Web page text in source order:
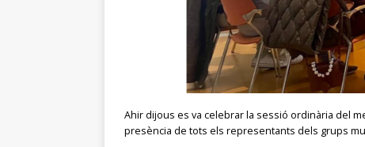
Ahir dijous es va celebrar la sessió ordinària del
presència de tots els representants dels grups